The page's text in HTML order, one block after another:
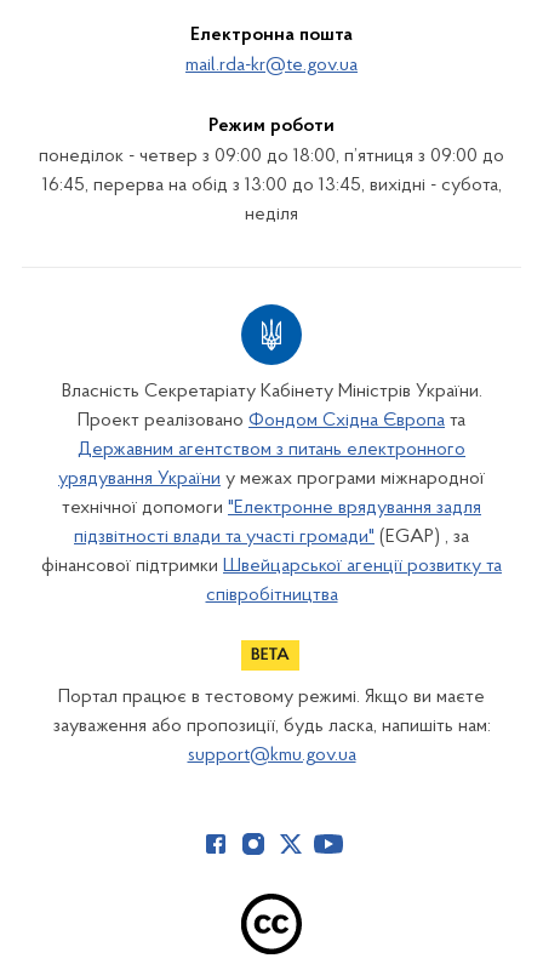
Електронна пошта
mail.rda-kr@te.gov.ua
Режим роботи
понеділок - четвер з 09:00 до 18:00, п’ятниця з 09:00 до
16:45, перерва на обід з 13:00 до 13:45, вихідні - субота,
неділя
Власність Секретаріату Кабінету Міністрів України.
Проект реалізовано Фондом Східна Європа та
Державним агентством з питань електронного
урядування України у межах програми міжнародної
технічної допомоги "Електронне врядування задля
підзвітності влади та участі громади" (EGAP) , за
фінансової підтримки Швейцарської агенції розвитку та
співробітництва
Портал працює в тестовому режимі. Якщо ви маєте
зауваження або пропозиції, будь ласка, напишіть нам:
support@kmu.gov.ua